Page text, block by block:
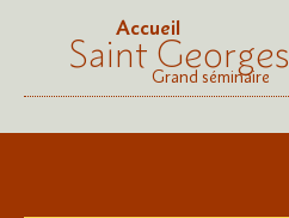
Accueil
Saint Georges
Grand séminaire